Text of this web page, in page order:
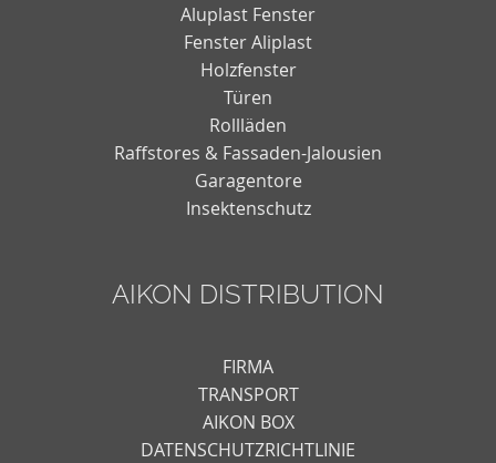
Aluplast Fenster
Fenster Aliplast
Holzfenster
Türen
Rollläden
Raffstores & Fassaden-Jalousien
Garagentore
Insektenschutz
AIKON DISTRIBUTION
FIRMA
TRANSPORT
AIKON BOX
DATENSCHUTZRICHTLINIE